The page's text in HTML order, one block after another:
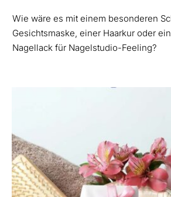
Wie wäre es mit einem besonderen
Gesichtsmaske, einer Haarkur oder
Nagellack für Nagelstudio-Feeling?